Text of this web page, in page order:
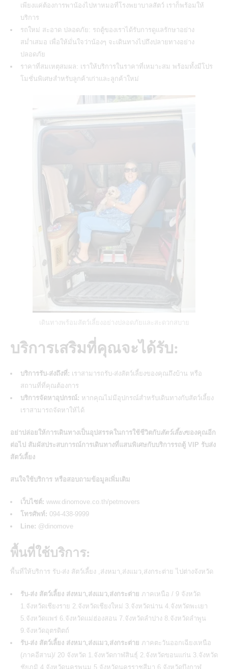
เพียงแค่ต้องการพาน้องไปหาหมอที่โรงพยาบาลสัตว์ เราก็พร้อมให้
บริการ
รถใหม่ สะอาด ปลอดภัย: รถตู้ของเราได้รับการดูแลรักษาอย่าง
สม่ำเสมอ เพื่อให้มั่นใจว่าน้องๆ จะเดินทางไปถึงปลายทางอย่าง
ปลอดภัย
ราคาที่สมเหตุสมผล: เราให้บริการในราคาที่เหมาะสม พร้อมทั้งมีโปร
โมชั่นพิเศษสำหรับลูกค้าเก่าและลูกค้าใหม่
เดินทางพร้อมสัตว์เลี้ยงอย่างปลอดภัยและสะดวกสบาย
บริการเสริมที่คุณจะได้รับ:
บริการรับ-ส่งถึงที่: เราสามารถรับ-ส่งสัตว์เลี้ยงของคุณถึงบ้าน หรือ
สถานที่ที่คุณต้องการ
บริการจัดหาอุปกรณ์: หากคุณไม่มีอุปกรณ์สำหรับเดินทางกับสัตว์เลี้ยง
เราสามารถจัดหาให้ได้
อย่าปล่อยให้การเดินทางเป็นอุปสรรคในการใช้ชีวิตกับสัตว์เลี้ยงของคุณอีก
ต่อไป สัมผัสประสบการณ์การเดินทางที่แสนพิเศษกับบริการรถตู้ VIP รับส่ง
สัตว์เลี้ยง
สนใจใช้บริการ หรือสอบถามข้อมูลเพิ่มเติม
เว็บไซต์: www.dinomove.co.th/petmovers
โทรศัพท์: 094-438-9999
Line: @dinomove
พื้นที่ใช้บริการ:
พื้นที่ให้บริการ รับ-ส่ง สัตว์เลี้ยง ,ส่งหมา,ส่งแมว,ส่งกระต่าย ไปต่างจังหวัด
รับ-ส่ง สัตว์เลี้ยง ส่งหมา,ส่งแมว,ส่งกระต่าย ภาคเหนือ / 9 จังหวัด
1.จังหวัดเชียงราย 2.จังหวัดเชียงใหม่ 3.จังหวัดน่าน 4.จังหวัดพะเยา
5.จังหวัดแพร่ 6.จังหวัดแม่ฮ่องสอน 7.จังหวัดลำปาง 8.จังหวัดลำพูน
9.จังหวัดอุตรดิตถ์
รับ-ส่ง สัตว์เลี้ยง ส่งหมา,ส่งแมว,ส่งกระต่าย ภาคตะวันออกเฉียงเหนือ
(ภาคอีสาน)/ 20 จังหวัด 1.จังหวัดกาฬสินธุ์ 2.จังหวัดขอนแก่น 3.จังหวัด
ชัยภูมิ 4.จังหวัดนครพนม 5.จังหวัดนครราชสีมา 6.จังหวัดบึงกาฬ